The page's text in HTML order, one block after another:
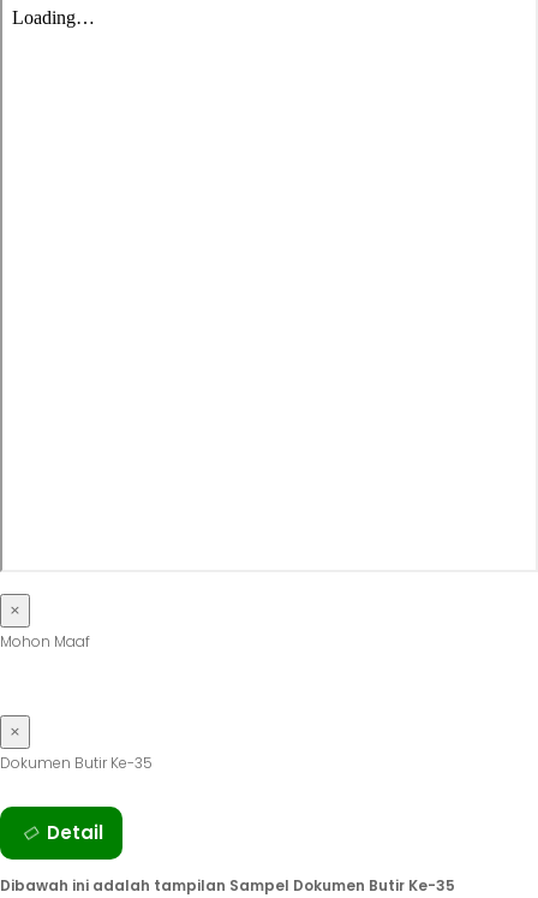
×
Mohon Maaf
×
Dokumen Butir Ke-35
Detail
Dibawah ini adalah tampilan Sampel Dokumen Butir Ke-35